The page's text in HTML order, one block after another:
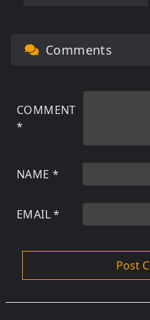
Comments
COMMENT
*
NAME *
EMAIL*